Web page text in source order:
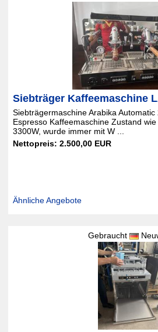
Siebträger Kaffeemaschine
Siebträgermaschine Arabika
Espresso Kaffeemaschine Zustand
3300W, wurde immer mit W ...
Nettopreis: 2.500,00 EUR
Ähnliche Angebote
Gebraucht